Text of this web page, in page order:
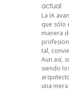
actual
La IA
que sólo
manera
tal,
Aun así,
siendo
una